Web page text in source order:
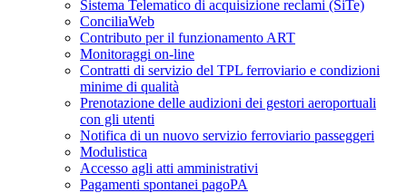
Sistema Telematico di acquisizione reclami (SiTe)
ConciliaWeb
Contributo per il funzionamento ART
Monitoraggi on-line
Contratti di servizio del TPL ferroviario e condizioni
minime di qualità
Prenotazione delle audizioni dei gestori aeroportuali
con gli utenti
Notifica di un nuovo servizio ferroviario passeggeri
Modulistica
Accesso agli atti amministrativi
Pagamenti spontanei pagoPA